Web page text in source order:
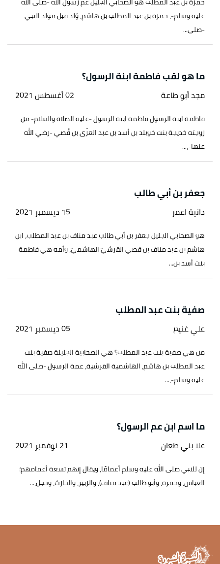
عليه وسلم-، حمزة بن عبد المطلب بن هاشم، وُلد قبل مولد النبي
-صلى...
ما هو لقب فاطمة ابنة الرسول؟
مجد أبو طاعة 02 أغسطس 2021
فاطمة ابنة الرسول فاطمة ابنة الرسول -عليه الصلاة والسلام- من
زوجته خديجة بنت خويلد بن أسد بن عبد العزّى بن قُصي -رضي الله
عنها-،...
جعفر بن أبي طالب
دانية اعمر 15 ديسمبر 2021
هو الصحابي الجليل جعفر بن أبي طالب عبد مناف بن عبد المطلب، ابن
هاشم بن عبد مناف بن قصي القرشيّ الهاشميّ، وأمه هي فاطمة
بنت أسد بن...
صفية بنت عبد المطلب
علي غنيم 05 ديسمبر 2021
من هي صفية بنت عبد المطلب؟ هي الصحابية الجليلة صفية بنت
عبد المطلب بن هاشم، الهاشمية القرشية، عمة الرسول -صلى الله
عليه وسلم-،...
ما اسم ابن عم الرسول؟
علا بني طعان 21 نوفمبر 2021
إن للنبي صلى الله عليه وسلم أعمامًا، ويقال إنهم تسعة أعمامهم؛
العباس، وحمرة، وأبو طالب (عبد مناف)، والزبير، والحارث، وحجل،...